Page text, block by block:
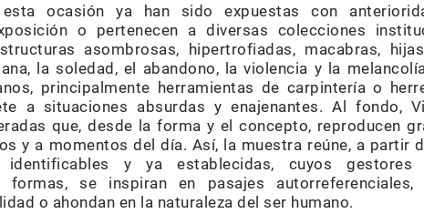
ocasión ya han sido expuestas con
o pertenecen a diversas colecciones
asombrosas, hipertrofiadas, macabras,
la soledad, el abandono, la violencia y la
principalmente herramientas de carpintería o
a situaciones absurdas y enajenantes. Al fondo,
que, desde la forma y el concepto, reproducen
y a momentos del día. Así, la muestra reúne, a partir
identificables y ya establecidas, cuyos
formas, se inspiran en pasajes autorreferenciales,
o ahondan en la naturaleza del ser humano.